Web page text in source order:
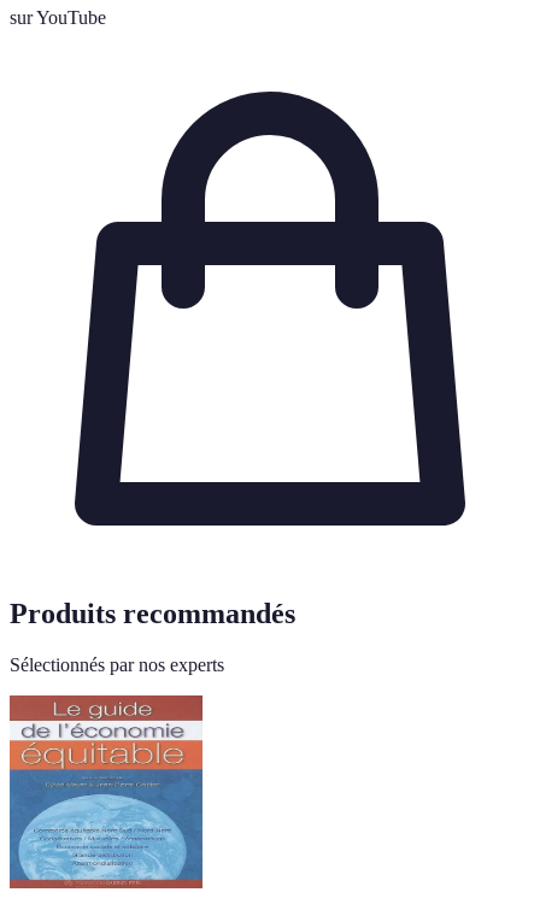
sur YouTube
Produits recommandés
Sélectionnés par nos experts